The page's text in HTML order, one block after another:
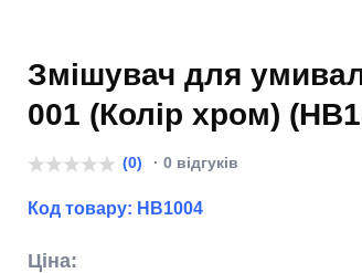
Змішувач для
001 (Колір хром)
(0) · 0 відгуків
Код товару: HB1004
Ціна: